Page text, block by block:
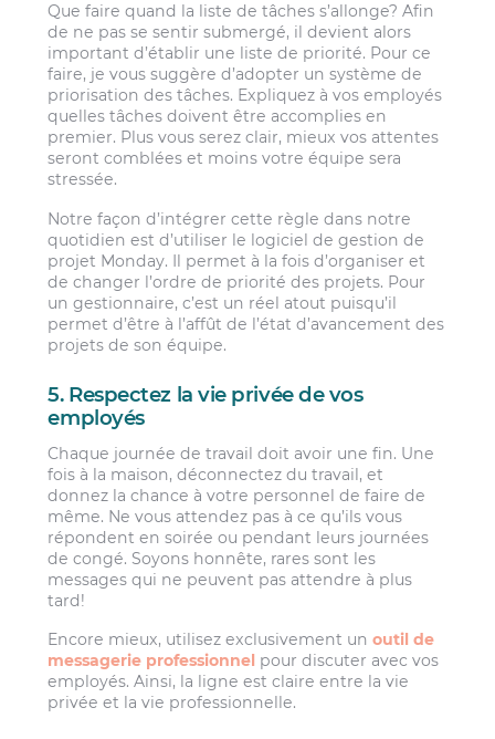
Que faire quand la liste de tâches s’allonge? Afin
de ne pas se sentir submergé, il devient alors
important d’établir une liste de priorité. Pour ce
faire, je vous suggère d’adopter un système de
priorisation des tâches. Expliquez à vos employés
quelles tâches doivent être accomplies en
premier. Plus vous serez clair, mieux vos attentes
seront comblées et moins votre équipe sera
stressée.
Notre façon d’intégrer cette règle dans notre
quotidien est d’utiliser le logiciel de gestion de
projet Monday. Il permet à la fois d’organiser et
de changer l’ordre de priorité des projets. Pour
un gestionnaire, c’est un réel atout puisqu’il
permet d’être à l’affût de l’état d’avancement des
projets de son équipe.
5. Respectez la vie privée de vos
employés
Chaque journée de travail doit avoir une fin. Une
fois à la maison, déconnectez du travail, et
donnez la chance à votre personnel de faire de
même. Ne vous attendez pas à ce qu’ils vous
répondent en soirée ou pendant leurs journées
de congé. Soyons honnête, rares sont les
messages qui ne peuvent pas attendre à plus
tard!
Encore mieux, utilisez exclusivement unoutil de
messagerie professionnel pour discuter avec vos
employés. Ainsi, la ligne est claire entre la vie
privée et la vie professionnelle.